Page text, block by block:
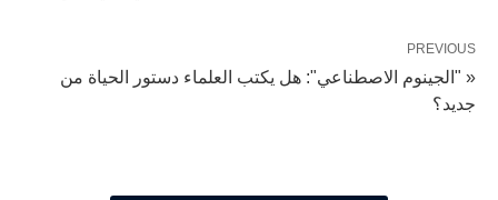
PREVIOUS
« "الجينوم الاصطناعي": هل يكتب العلماء دستور الحياة من
جديد؟